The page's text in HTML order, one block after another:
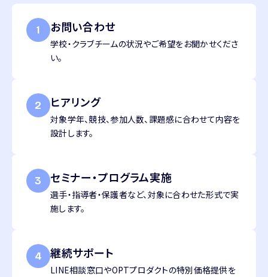
1 お問い合わせ
学校・クラブチームの状況やご希望をお聞かせくださ
い。
2 ヒアリング
対象学年、競技、参加人数、課題感に合わせて内容を
設計します。
3 セミナー・プログラム実施
選手・指導者・保護者など、対象に合わせた形式で実
施します。
4 継続サポート
LINE相談窓口やOPTプロダクトの特別価格提供を